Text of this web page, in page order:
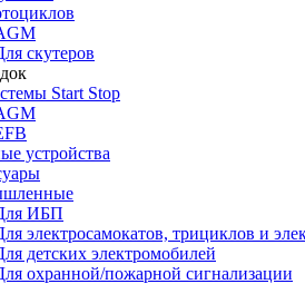
скутеров
Start Stop
устройства
ИБП
электросамокатов, трициклов и
детских электромобилей
охранной/пожарной сигнализации